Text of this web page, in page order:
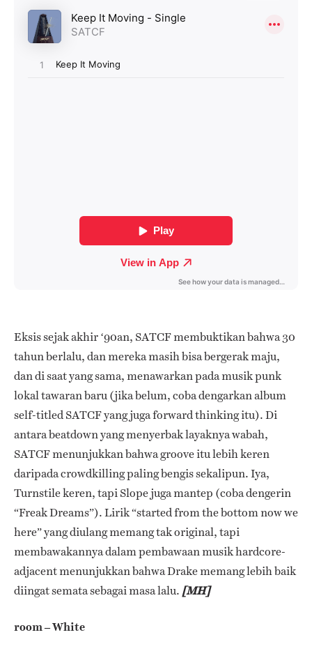
Eksis sejak akhir ‘90an, SATCF membuktikan bahwa 30
tahun berlalu, dan mereka masih bisa bergerak maju,
dan di saat yang sama, menawarkan pada musik punk
lokal tawaran baru (jika belum, coba dengarkan album
self-titled SATCF yang juga forward thinking itu). Di
antara beatdown yang menyerbak layaknya wabah,
SATCF menunjukkan bahwa groove itu lebih keren
daripada crowdkilling paling bengis sekalipun. Iya,
Turnstile keren, tapi Slope juga mantep (coba dengerin
“Freak Dreams”). Lirik “started from the bottom now we
here” yang diulang memang tak original, tapi
membawakannya dalam pembawaan musik hardcore-
adjacent menunjukkan bahwa Drake memang lebih baik
diingat semata sebagai masa lalu. [MH]
room – White